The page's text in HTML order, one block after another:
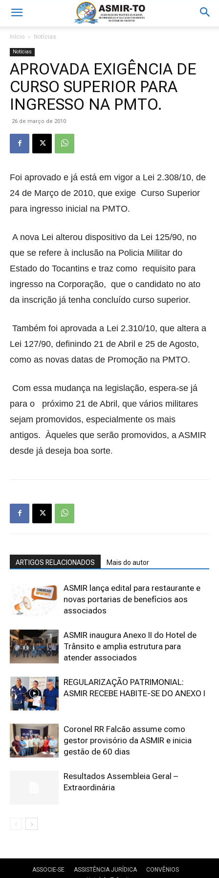
Início Notícias
Notícias
APROVADA EXIGÊNCIA DE
CURSO SUPERIOR PARA
INGRESSO NA PMTO.
26 de março de 2010
Foi aprovado e já está em vigor a Lei 2.308/10, de
24 de Março de 2010, que exige Curso Superior
para ingresso inicial na PMTO.
A nova Lei alterou dispositivo da Lei 125/90, no
que se refere à inclusão na Policia Militar do
Estado do Tocantins e traz como requisito para
ingresso na Corporação, que o candidato no ato
da inscrição já tenha concluído curso superior.
Também foi aprovada a Lei 2.310/10, que altera a
Lei 127/90, definindo 21 de Abril e 25 de Agosto,
como as novas datas de Promoção na PMTO.
Com essa mudança na legislação, espera-se já
para o
próximo 21 de Abril, que vários militares
sejam promovidos, especialmente os mais
antigos. Àqueles que serão promovidos, a ASMIR
desde já deseja boa sorte.
ARTIGOS RELACIONADOS Mais do autor
ASMIR lança edital para restaurante e
novas portarias de benefícios aos
associados
ASMIR inaugura Anexo II do Hotel de
Trânsito e amplia estrutura para
atender associados
REGULARIZAÇÃO PATRIMONIAL:
ASMIR RECEBE HABITE-SE DO ANEXO I
Coronel RR Falcão assume como
gestor provisório da ASMIR e inicia
gestão de 60 dias
Resultados Assembleia Geral –
Extraordinária
ASSOCIE-SE ASSISTÊNCIA JURÍDICA
CONVÊNIOS